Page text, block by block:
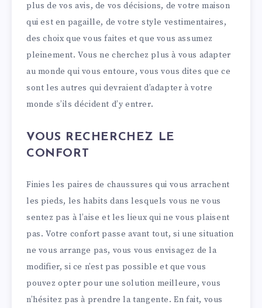
plus de vos avis, de vos décisions, de votre maison
qui est en pagaille, de votre style vestimentaires,
des choix que vous faites et que vous assumez
pleinement. Vous ne cherchez plus à vous adapter
au monde qui vous entoure, vous vous dites que ce
sont les autres qui devraient d’adapter à votre
monde s’ils décident d’y entrer.
VOUS RECHERCHEZ LE
CONFORT
Finies les paires de chaussures qui vous arrachent
les pieds, les habits dans lesquels vous ne vous
sentez pas à l’aise et les lieux qui ne vous plaisent
pas. Votre confort passe avant tout, si une situation
ne vous arrange pas, vous vous envisagez de la
modifier, si ce n’est pas possible et que vous
pouvez opter pour une solution meilleure, vous
n’hésitez pas à prendre la tangente. En fait, vous